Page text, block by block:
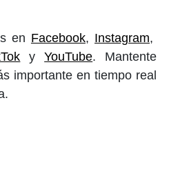
en Facebook, Instagram,
yYouTube. Mantente
importante en tiempo real